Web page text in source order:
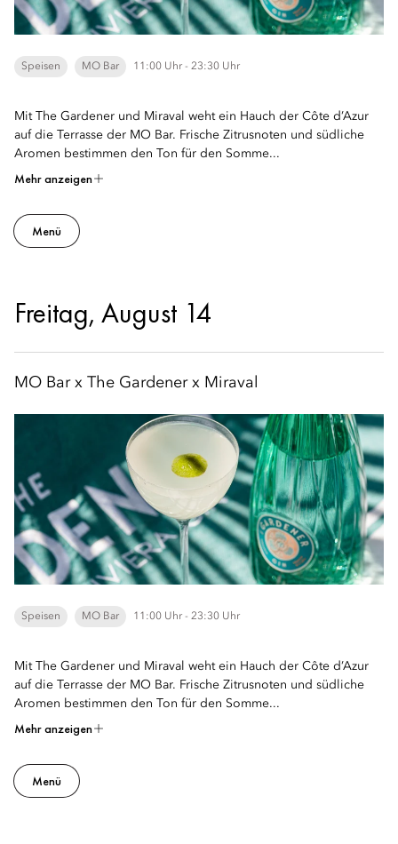
Speisen MO Bar 11:00 Uhr - 23:30 Uhr
Mit The Gardener und Miraval weht ein Hauch der Côte d’Azur
auf die Terrasse der MO Bar. Frische Zitrusnoten und südliche
Aromen bestimmen den Ton für den Somme...
Mehr anzeigen
Menü
Freitag, August 14
MO Bar x The Gardener x Miraval
Speisen MO Bar 11:00 Uhr - 23:30 Uhr
Mit The Gardener und Miraval weht ein Hauch der Côte d’Azur
auf die Terrasse der MO Bar. Frische Zitrusnoten und südliche
Aromen bestimmen den Ton für den Somme...
Mehr anzeigen
Menü